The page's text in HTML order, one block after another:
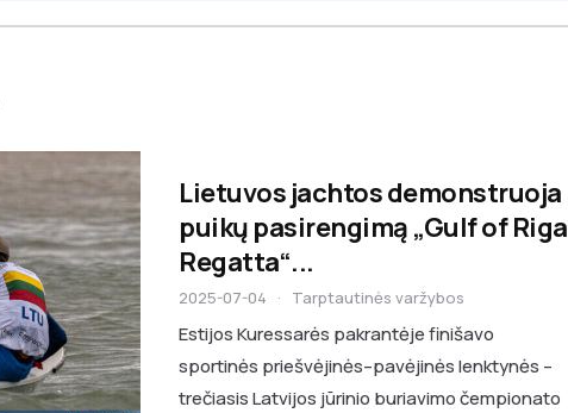
Lietuvos jachtos demonstruoja
puikų pasirengimą „Gulf of Riga
Regatta“...
2025-07-04 · Tarptautinės varžybos
Estijos Kuressarės pakrantėje finišavo
sportinės priešvėjinės–pavėjinės lenktynės –
trečiasis Latvijos jūrinio buriavimo čempionato